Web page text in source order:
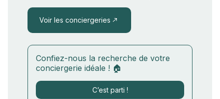
Voir les conciergeries
Confiez-nous la recherche de votre
conciergerie idéale ! 🏠
C’est parti !